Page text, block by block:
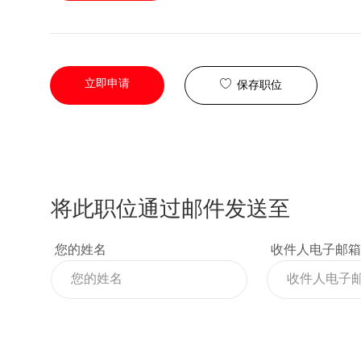
立即申请 保存职位
将此职位通过邮件发送至
您的姓名 收件人电子邮箱